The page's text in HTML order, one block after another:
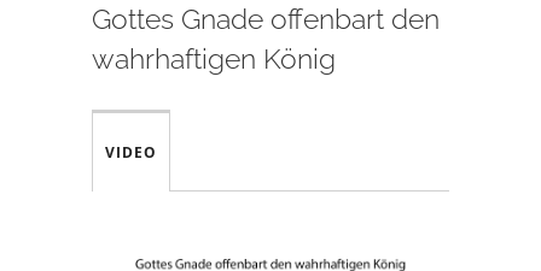
Gottes Gnade offenbart den
wahrhaftigen König
VIDEO